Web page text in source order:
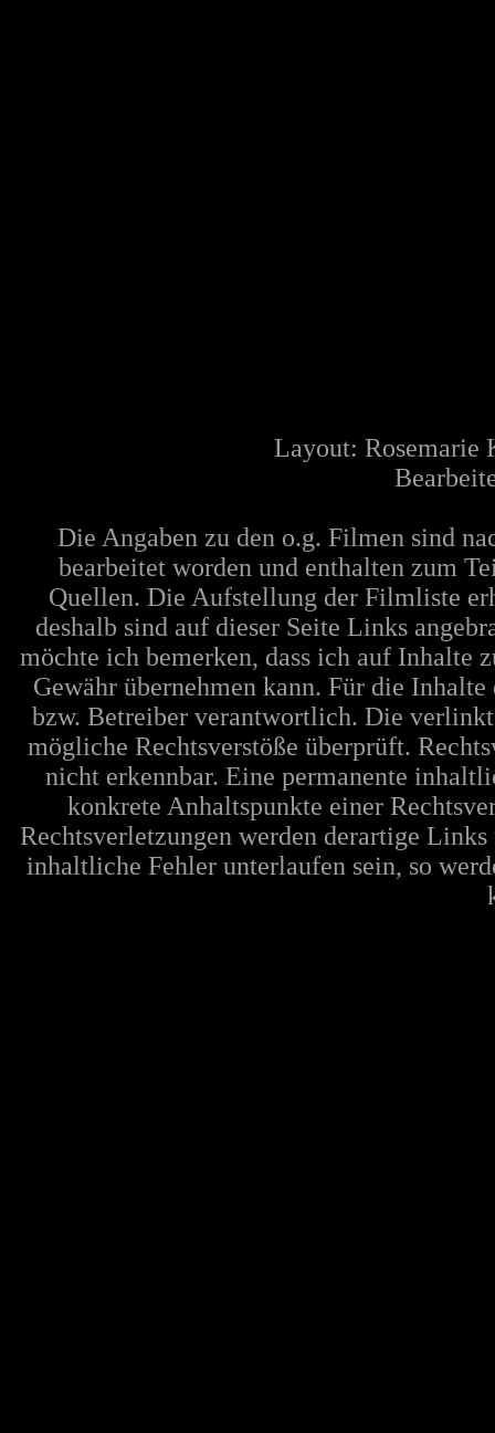
Layout: Rosemarie
Die Angaben zu den o.g. Filmen sind
bearbeitet worden und enthalten zum
Quellen. Die Aufstellung der Filmliste
deshalb sind auf dieser Seite Links
möchte ich bemerken, dass ich auf Inhalte
Gewähr übernehmen kann. Für die
bzw. Betreiber verantwortlich. Die
mögliche Rechtsverstöße überprüft.
nicht erkennbar. Eine permanente
konkrete Anhaltspunkte einer
Rechtsverletzungen werden derartige
inhaltliche Fehler unterlaufen sein, so